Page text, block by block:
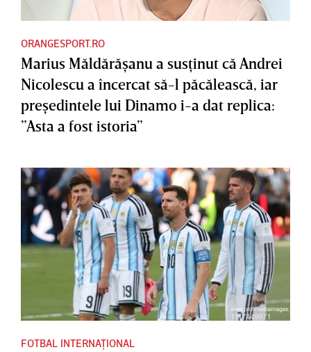
ORANGESPORT.RO
Marius Măldărăşanu a susţinut că Andrei
Nicolescu a încercat să-l păcălească, iar
preşedintele lui Dinamo i-a dat replica:
”Asta a fost istoria”
FOTBAL INTERNAȚIONAL